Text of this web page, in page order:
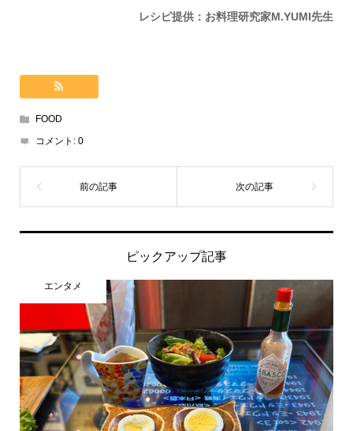
レシピ提供：お料理研究家M.YUMI先生
FOOD
コメント: 0
ピックアップ記事
エンタメ